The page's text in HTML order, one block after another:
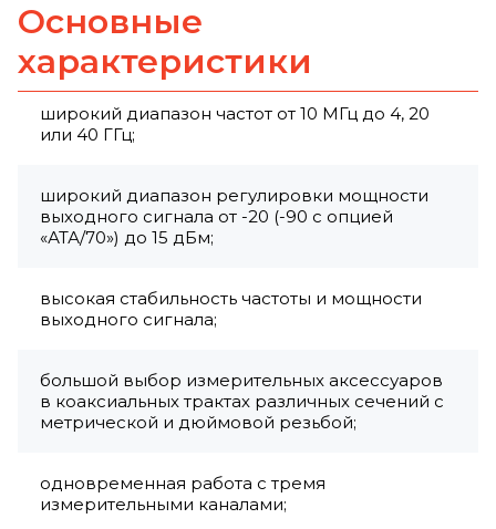
Основные
характеристики
широкий диапазон частот от 10 МГц до 4, 20
или 40 ГГц;
широкий диапазон регулировки мощности
выходного сигнала от -20 (-90 с опцией
«АТА/70») до 15 дБм;
высокая стабильность частоты и мощности
выходного сигнала;
большой выбор измерительных аксессуаров
в коаксиальных трактах различных сечений с
метрической и дюймовой резьбой;
одновременная работа с тремя
измерительными каналами;